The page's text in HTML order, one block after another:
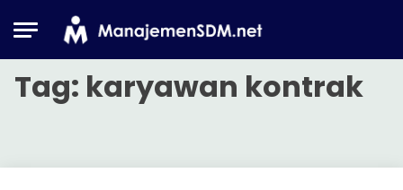
Tag: karyawan kontrak